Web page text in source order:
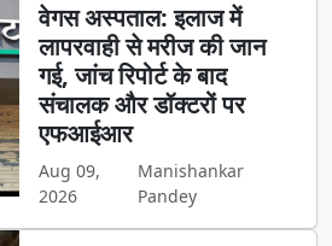
वेगस अस्पताल: इलाज में
लापरवाही से मरीज की जान
गई, जांच रिपोर्ट के बाद
संचालक और डॉक्टरों पर
एफआईआर
Aug 09,
2026
Manishankar
Pandey